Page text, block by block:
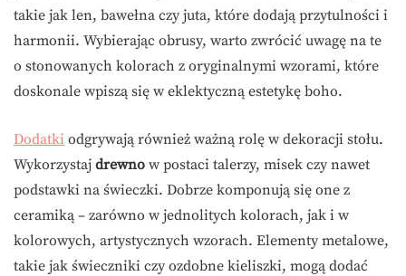
takie jak len, bawełna czy juta, które dodają przytulności i
harmonii. Wybierając obrusy, warto zwrócić uwagę na te
o stonowanych kolorach z oryginalnymi wzorami, które
doskonale wpiszą się w eklektyczną estetykę boho.
Dodatki odgrywają również ważną rolę w dekoracji stołu.
Wykorzystaj drewno w postaci talerzy, misek czy nawet
podstawki na świeczki. Dobrze komponują się one z
ceramiką – zarówno w jednolitych kolorach, jak i w
kolorowych, artystycznych wzorach. Elementy metalowe,
takie jak świeczniki czy ozdobne kieliszki, mogą dodać